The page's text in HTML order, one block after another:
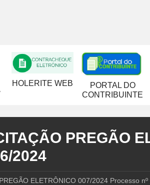
HOLERITE WEB
PORTAL DO
CONTRIBUINTE
PREGÃO
2024
ELETRÔNICO 007/2024 Processo